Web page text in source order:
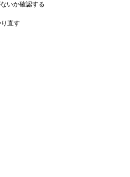
いか確認する
直す